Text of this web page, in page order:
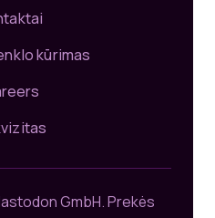
kūrimas
GmbH.Prekės